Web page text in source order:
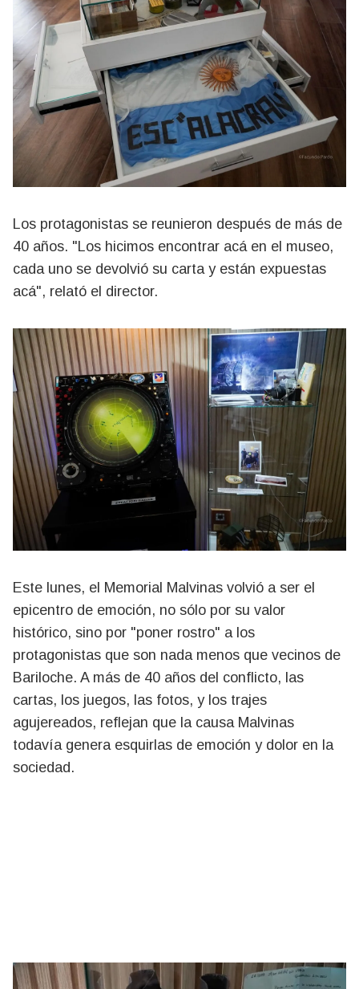
Los protagonistas se reunieron después de más de
40 años. "Los hicimos encontrar acá en el museo,
cada uno se devolvió su carta y están expuestas
acá", relató el director.
Este lunes, el Memorial Malvinas volvió a ser el
epicentro de emoción, no sólo por su valor
histórico, sino por "poner rostro" a los
protagonistas que son nada menos que vecinos de
Bariloche. A más de 40 años del conflicto, las
cartas, los juegos, las fotos, y los trajes
agujereados, reflejan que la causa Malvinas
todavía genera esquirlas de emoción y dolor en la
sociedad.